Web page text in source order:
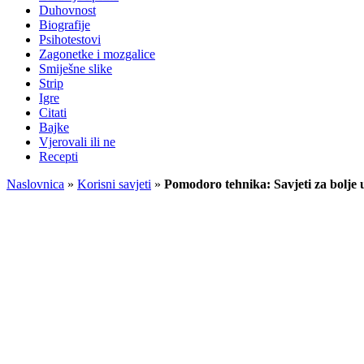
Duhovnost
Biografije
Psihotestovi
Zagonetke i mozgalice
Smiješne slike
Strip
Igre
Citati
Bajke
Vjerovali ili ne
Recepti
Naslovnica » Korisni savjeti » Pomodoro tehnika: Savjeti za bolje